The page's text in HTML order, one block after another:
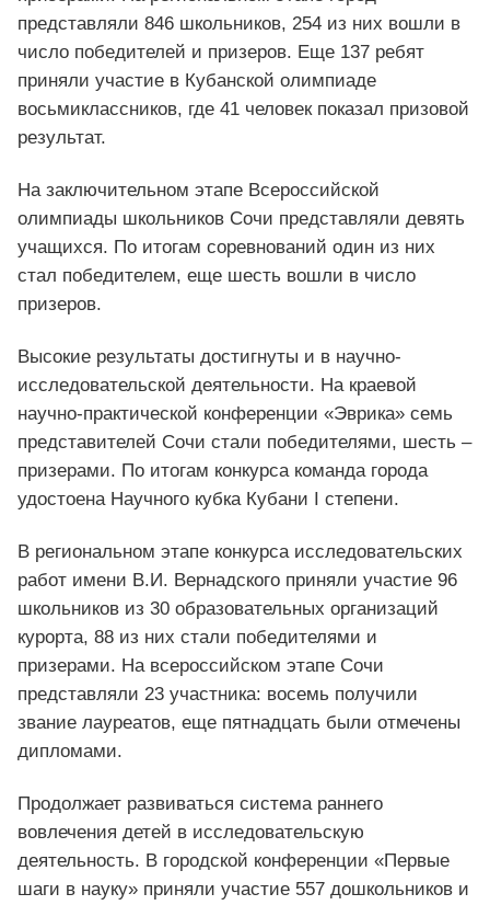
представляли 846 школьников, 254 из них вошли в
число победителей и призеров. Еще 137 ребят
приняли участие в Кубанской олимпиаде
восьмиклассников, где 41 человек показал призовой
результат.
На заключительном этапе Всероссийской
олимпиады школьников Сочи представляли девять
учащихся. По итогам соревнований один из них
стал победителем, еще шесть вошли в число
призеров.
Высокие результаты достигнуты и в научно-
исследовательской деятельности. На краевой
научно-практической конференции «Эврика» семь
представителей Сочи стали победителями, шесть –
призерами. По итогам конкурса команда города
удостоена Научного кубка Кубани I степени.
В региональном этапе конкурса исследовательских
работ имени В.И. Вернадского приняли участие 96
школьников из 30 образовательных организаций
курорта, 88 из них стали победителями и
призерами. На всероссийском этапе Сочи
представляли 23 участника: восемь получили
звание лауреатов, еще пятнадцать были отмечены
дипломами.
Продолжает развиваться система раннего
вовлечения детей в исследовательскую
деятельность. В городской конференции «Первые
шаги в науку» приняли участие 557 дошкольников и